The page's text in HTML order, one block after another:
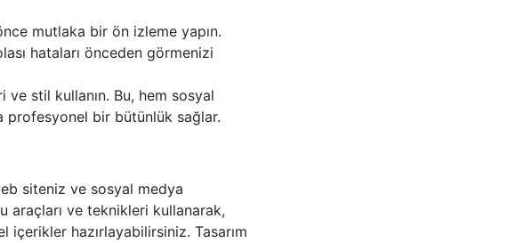
mutlaka bir ön izleme yapın.
hataları önceden görmenizi
stil kullanın. Bu, hem sosyal
profesyonel bir bütünlük sağlar.
siteniz ve sosyal medya
araçları ve teknikleri kullanarak,
hazırlayabilirsiniz. Tasarım